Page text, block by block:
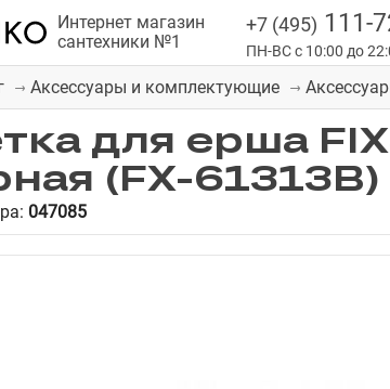
Интернет магазин
сантехники №1
+7 (495) 111-
ПН-ВС с 10:00 до
Аксессуары и комплектующие
для ерша
(FX-61313B)
047085